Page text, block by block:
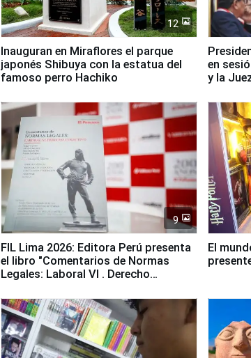
12
Inauguran en Miraflores el parque
japonés Shibuya con la estatua del
famoso perro Hachiko
en
y la
9
FIL Lima 2026: Editora Perú presenta
el libro "Comentarios de Normas
Legales: Laboral Vl . Derecho
El